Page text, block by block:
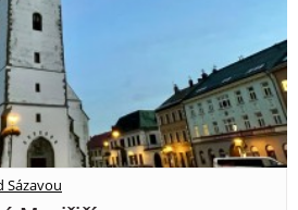
Sázavou